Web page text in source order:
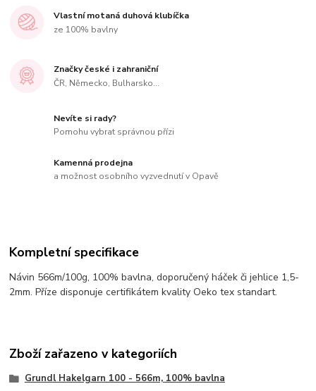
Vlastní motaná duhová klubíčka
ze 100% bavlny
Značky české i zahraniční
ČR, Německo, Bulharsko...
Nevíte si rady?
Pomohu vybrat správnou přízi
Kamenná prodejna
a možnost osobního vyzvednutí v Opavě
Kompletní specifikace
Návin 566m/100g, 100% bavlna, doporučený háček či jehlice 1,5-
2mm. Příze disponuje certifikátem kvality Oeko tex standart.
Zboží zařazeno v kategoriích
Grundl Hakelgarn 100 - 566m, 100% bavlna